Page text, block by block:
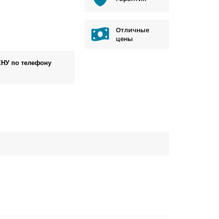
по телефону
Отличные
цены